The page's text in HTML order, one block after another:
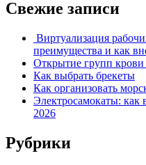
Свежие записи
Виртуализация
преимущества и как
Открытие групп крови
Как выбрать брекеты
Как организовать
Электросамокаты: как
2026
Рубрики